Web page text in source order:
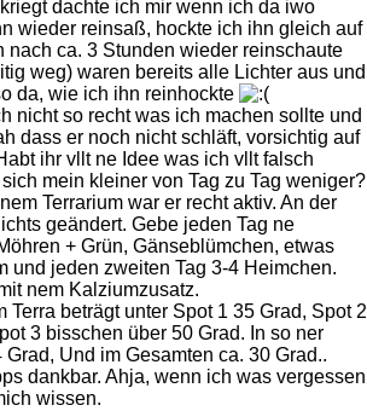
dachte ich mir wenn ich da iwo
wieder reinsaß, hockte ich ihn gleich auf
nach ca. 3 Stunden wieder reinschaute
weg) waren bereits alle Lichter aus und
da, wie ich ihn reinhockte
nicht so recht was ich machen sollte und
dass er noch nicht schläft, vorsichtig auf
ihr vllt ne Idee was ich vllt falsch
mein kleiner von Tag zu Tag weniger?
Terrarium war er recht aktiv. An der
geändert. Gebe jeden Tag ne
+ Grün, Gänseblümchen, etwas
und jeden zweiten Tag 3-4 Heimchen.
nem Kalziumzusatz.
Terra beträgt unter Spot 1 35 Grad, Spot 2
3 bisschen über 50 Grad. In so ner
Und im Gesamten ca. 30 Grad..
dankbar. Ahja, wenn ich was vergessen
wissen.